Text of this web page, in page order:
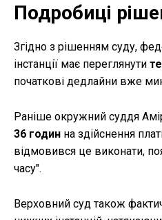
Подробиці
Згідно з рішенням суду,
інстанції має переглянути
початкові дедлайни вже
Раніше окружний суддя
36 годин на здійснення
відмовився це виконати,
часу".
Верховний суд також